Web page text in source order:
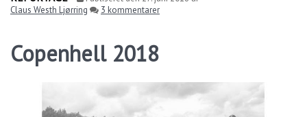
Claus Westh Ljørring
3 kommentarer
Copenhell 2018